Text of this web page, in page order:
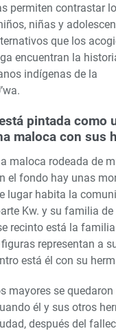
permiten contrastar
niñas y
que los
encuentran la
indígenas de la
pintada como
maloca con sus
maloca rodeada de
el fondo hay unas
lugar habita la
Kw. y su familia de
recinto está la
representan a
está él con su
mayores se quedaron
él y sus otros
después del